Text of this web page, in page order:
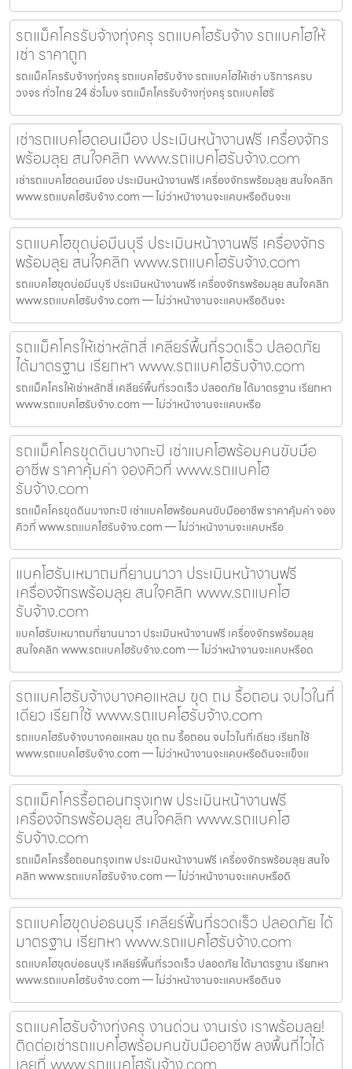
รถแม็คโครรับจ้างทุ่งครุ รถแบคโฮรับจ้าง รถแบคโฮให้
เช่า ราคาถูก
รถแม็คโครรับจ้างทุ่งครุ รถแบคโฮรับจ้าง รถแบคโฮให้เช่า บริการครบ
วงจร ทั่วไทย 24 ชั่วโมง รถแม็คโครรับจ้างทุ่งครุ รถแบคโฮรั
เช่ารถแบคโฮดอนเมือง ประเมินหน้างานฟรี เครื่องจักร
พร้อมลุย สนใจคลิก www.รถแบคโฮรับจ้าง.com
เช่ารถแบคโฮดอนเมือง ประเมินหน้างานฟรี เครื่องจักรพร้อมลุย สนใจคลิก
www.รถแบคโฮรับจ้าง.com — ไม่ว่าหน้างานจะแคบหรือดินจะแ
รถแบคโฮขุดบ่อมีนบุรี ประเมินหน้างานฟรี เครื่องจักร
พร้อมลุย สนใจคลิก www.รถแบคโฮรับจ้าง.com
รถแบคโฮขุดบ่อมีนบุรี ประเมินหน้างานฟรี เครื่องจักรพร้อมลุย สนใจคลิก
www.รถแบคโฮรับจ้าง.com — ไม่ว่าหน้างานจะแคบหรือดินจะ
รถแม็คโครให้เช่าหลักสี่ เคลียร์พื้นที่รวดเร็ว ปลอดภัย
ได้มาตรฐาน เรียกหา www.รถแบคโฮรับจ้าง.com
รถแม็คโครให้เช่าหลักสี่ เคลียร์พื้นที่รวดเร็ว ปลอดภัย ได้มาตรฐาน เรียกหา
www.รถแบคโฮรับจ้าง.com — ไม่ว่าหน้างานจะแคบหรือ
รถแม็คโครขุดดินบางกะปิ เช่าแบคโฮพร้อมคนขับมือ
อาชีพ ราคาคุ้มค่า จองคิวที่ www.รถแบคโฮ
รับจ้าง.com
รถแม็คโครขุดดินบางกะปิ เช่าแบคโฮพร้อมคนขับมืออาชีพ ราคาคุ้มค่า จอง
คิวที่ www.รถแบคโฮรับจ้าง.com — ไม่ว่าหน้างานจะแคบหรือ
แบคโฮรับเหมาถมที่ยานนาวา ประเมินหน้างานฟรี
เครื่องจักรพร้อมลุย สนใจคลิก www.รถแบคโฮ
รับจ้าง.com
แบคโฮรับเหมาถมที่ยานนาวา ประเมินหน้างานฟรี เครื่องจักรพร้อมลุย
สนใจคลิก www.รถแบคโฮรับจ้าง.com — ไม่ว่าหน้างานจะแคบหรือด
รถแบคโฮรับจ้างบางคอแหลม ขุด ถม รื้อถอน จบไวในที่
เดียว เรียกใช้ www.รถแบคโฮรับจ้าง.com
รถแบคโฮรับจ้างบางคอแหลม ขุด ถม รื้อถอน จบไวในที่เดียว เรียกใช้
www.รถแบคโฮรับจ้าง.com — ไม่ว่าหน้างานจะแคบหรือดินจะแข็งแ
รถแม็คโครรื้อถอนกรุงเทพ ประเมินหน้างานฟรี
เครื่องจักรพร้อมลุย สนใจคลิก www.รถแบคโฮ
รับจ้าง.com
รถแม็คโครรื้อถอนกรุงเทพ ประเมินหน้างานฟรี เครื่องจักรพร้อมลุย สนใจ
คลิก www.รถแบคโฮรับจ้าง.com — ไม่ว่าหน้างานจะแคบหรือดิ
รถแบคโฮขุดบ่อธนบุรี เคลียร์พื้นที่รวดเร็ว ปลอดภัย ได้
มาตรฐาน เรียกหา www.รถแบคโฮรับจ้าง.com
รถแบคโฮขุดบ่อธนบุรี เคลียร์พื้นที่รวดเร็ว ปลอดภัย ได้มาตรฐาน เรียกหา
www.รถแบคโฮรับจ้าง.com — ไม่ว่าหน้างานจะแคบหรือดินจ
รถแบคโฮรับจ้างทุ่งครุ งานด่วน งานเร่ง เราพร้อมลุย!
ติดต่อเช่ารถแบคโฮพร้อมคนขับมืออาชีพ ลงพื้นที่ไวได้